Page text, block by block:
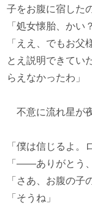
子をお腹に宿した
「処女懐胎、かい
「ええ、でもお父
とえ説明できてい
らえなかったわ」
不意に流れ星が
「僕は信じるよ。
「――ありがとう
「さあ、お腹の子
「そうね」